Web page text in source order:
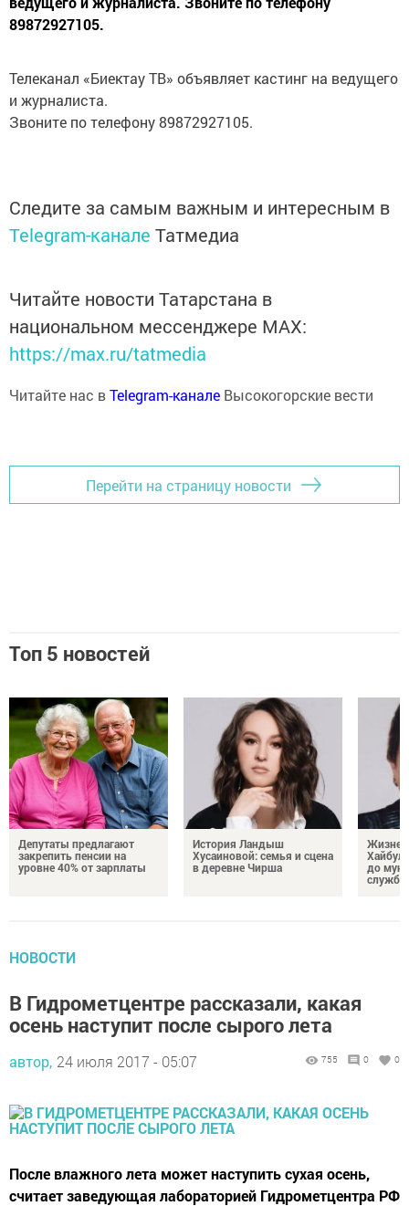
89872927105.
Телеканал «Биектау ТВ» объявляет кастинг на ведущего
и журналиста.
Звоните по телефону 89872927105.
Следите за самым важным и интересным в
Telegram-канале Татмедиа
Читайте новости Татарстана в
национальном мессенджере MАХ:
https://max.ru/tatmedia
Читайте нас вTelegram-канале Высокогорские вести
Перейти на страницу новости
Топ 5 новостей
Депутаты предлагают
закрепить пенсии на
уровне 40% от зарплаты
История Ландыш
Хусаиновой: семья и сцена
в деревне Чирша
до
службы
НОВОСТИ
В Гидрометцентре рассказали, какая
осень наступит после сырого лета
автор, 24 июля 2017 - 05:07 755 0 0
После влажного лета может наступить сухая осень,
считает заведующая лабораторией Гидрометцентра РФ